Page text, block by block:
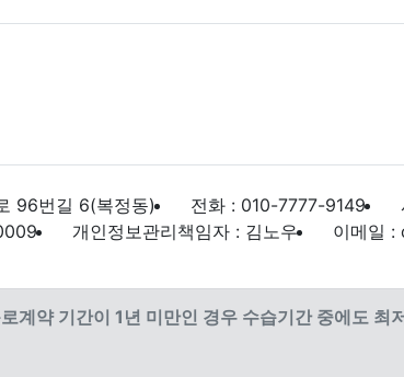
96번길 6(복정동) 전화 : 010-7777-9149
개인정보관리책임자 : 김노우 이메일 :
계약 기간이 1년 미만인 경우 수습기간 중에도 최